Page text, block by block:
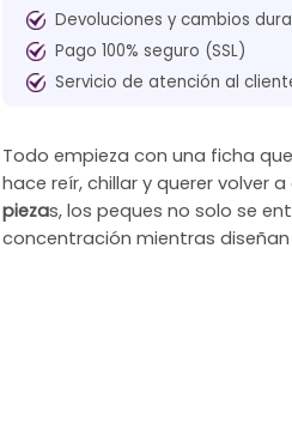
Devoluciones y cambios
Pago 100% seguro (SSL)
Servicio de atención al
Todo empieza con una ficha
hace reír, chillar y querer volver
piezas, los peques no solo se
concentración mientras